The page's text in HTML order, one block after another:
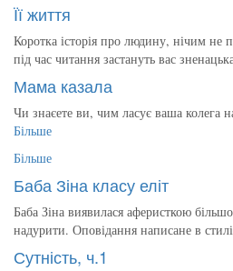
Її життя
Коротка історія про людину, нічим не
під час читання застануть вас
Мама казала
Чи знаєете ви, чим ласує ваша колега
Більше
Більше
Баба Зіна класу еліт
Баба Зіна виявилася аферисткою
надурити. Оповідання написане в
Сутність, ч.1